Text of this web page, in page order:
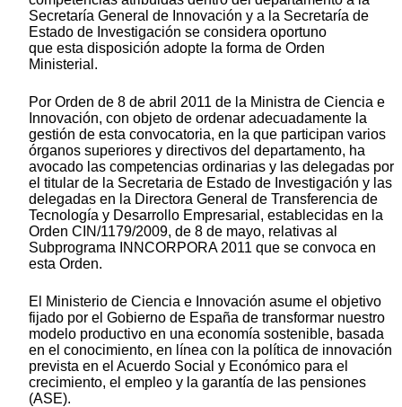
Secretaría General de Innovación y a la Secretaría de
Estado de Investigación se considera oportuno
que esta disposición adopte la forma de Orden
Ministerial.
Por Orden de 8 de abril 2011 de la Ministra de Ciencia e
Innovación, con objeto de ordenar adecuadamente la
gestión de esta convocatoria, en la que participan varios
órganos superiores y directivos del departamento, ha
avocado las competencias ordinarias y las delegadas por
el titular de la Secretaria de Estado de Investigación y las
delegadas en la Directora General de Transferencia de
Tecnología y Desarrollo Empresarial, establecidas en la
Orden CIN/1179/2009, de 8 de mayo, relativas al
Subprograma INNCORPORA 2011 que se convoca en
esta Orden.
El Ministerio de Ciencia e Innovación asume el objetivo
fijado por el Gobierno de España de transformar nuestro
modelo productivo en una economía sostenible, basada
en el conocimiento, en línea con la política de innovación
prevista en el Acuerdo Social y Económico para el
crecimiento, el empleo y la garantía de las pensiones
(ASE).